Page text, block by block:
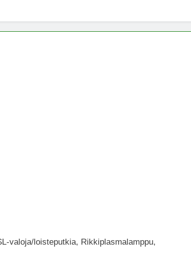
kannalla
valoja/loisteputkia, Rikkiplasmalamppu,